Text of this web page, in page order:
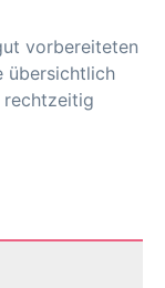
vorbereiteten
übersichtlich
rechtzeitig